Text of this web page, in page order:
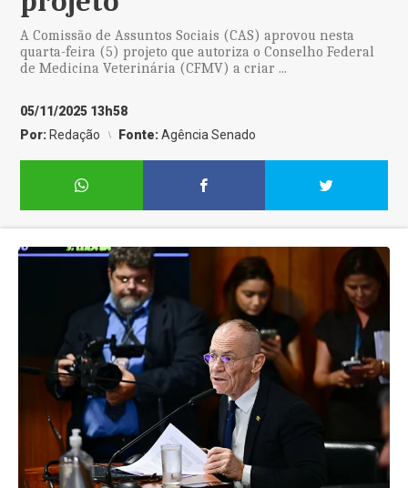
A Comissão de Assuntos Sociais (CAS) aprovou nesta
quarta-feira (5) projeto que autoriza o Conselho Federal
de Medicina Veterinária (CFMV) a criar ...
05/11/2025 13h58
Por: Redação Fonte:Agência Senado